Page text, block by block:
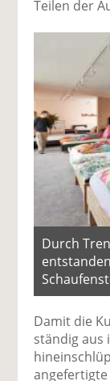
Teilen der
Durch
Damit die
ständig aus
angefertigte